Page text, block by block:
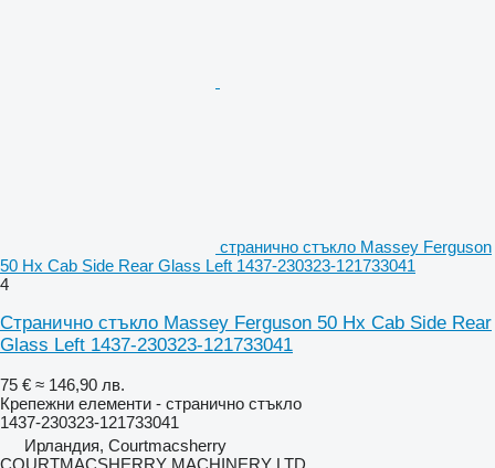
странично стъкло Massey Ferguson
50 Hx Cab Side Rear Glass Left 1437-230323-121733041
4
Странично стъкло Massey Ferguson 50 Hx Cab Side Rear
Glass Left 1437-230323-121733041
75 € ≈ 146,90 лв.
Крепежни елементи - странично стъкло
1437-230323-121733041
Ирландия, Courtmacsherry